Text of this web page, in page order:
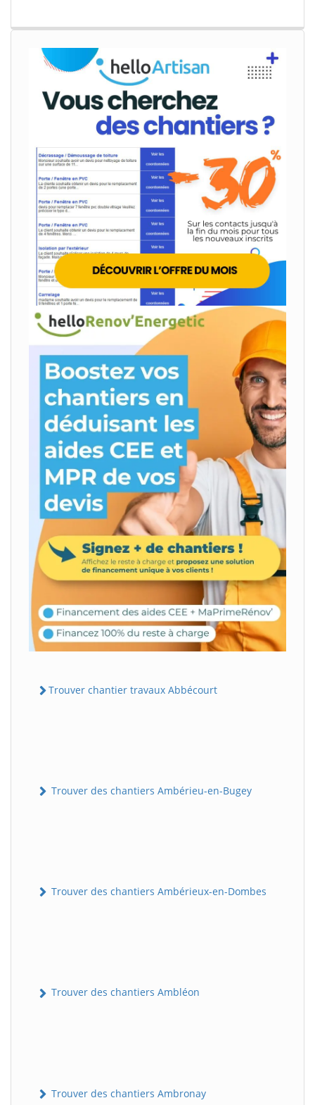
Trouver chantier travaux Abbécourt
Trouver des chantiers Ambérieu-en-Bugey
Trouver des chantiers Ambérieux-en-Dombes
Trouver des chantiers Ambléon
Trouver des chantiers Ambronay